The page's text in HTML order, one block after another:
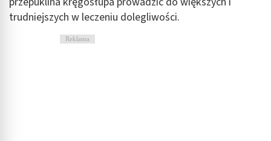
trudniejszych w leczeniu dolegliwości.
Reklama